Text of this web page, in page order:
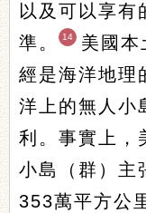
以及可以享有
準。
14
美國本
經是海洋地理
洋上的無人小
利。事實上，
小島（群）主
353萬平方公